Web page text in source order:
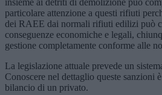
particolare attenzione a questi rifiuti
dei RAEE dai normali rifiuti edilizi può
conseguenze economiche e legali,
gestione completamente conforme alle
La legislazione attuale prevede un
Conoscere nel dettaglio queste sanzioni
bilancio di un privato.